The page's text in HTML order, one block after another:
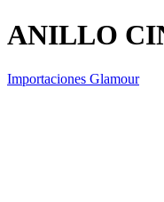
ANILLO
Importaciones Glamour